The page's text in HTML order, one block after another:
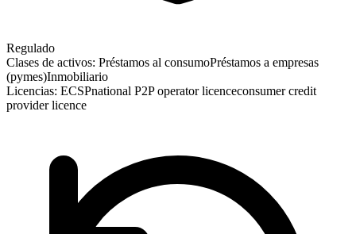
Regulado
Clases de activos: Préstamos al consumoPréstamos a empresas
(pymes)Inmobiliario
Licencias: ECSPnational P2P operator licenceconsumer credit
provider licence